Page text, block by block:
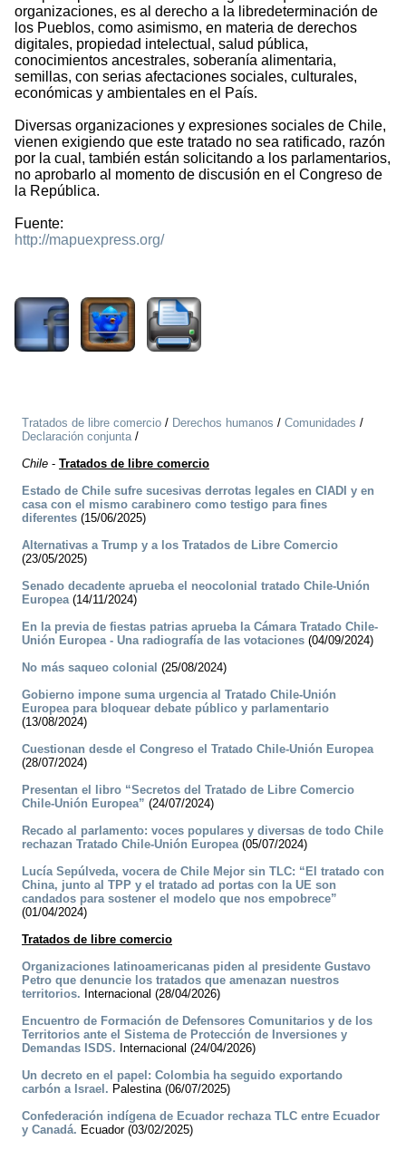
organizaciones, es al derecho a la libredeterminación de
los Pueblos, como asimismo, en materia de derechos
digitales, propiedad intelectual, salud pública,
conocimientos ancestrales, soberanía alimentaria,
semillas, con serias afectaciones sociales, culturales,
económicas y ambientales en el País.
Diversas organizaciones y expresiones sociales de Chile,
vienen exigiendo que este tratado no sea ratificado, razón
por la cual, también están solicitando a los parlamentarios,
no aprobarlo al momento de discusión en el Congreso de
la República.
Fuente:
http://mapuexpress.org/
Tratados de libre comercio / Derechos humanos / Comunidades /
Declaración conjunta/
Chile - Tratados de libre comercio
Estado de Chile sufre sucesivas derrotas legales en CIADI y en
casa con el mismo carabinero como testigo para fines
diferentes (15/06/2025)
Alternativas a Trump y a los Tratados de Libre Comercio
(23/05/2025)
Senado decadente aprueba el neocolonial tratado Chile-Unión
Europea(14/11/2024)
En la previa de fiestas patrias aprueba la Cámara Tratado Chile-
Unión Europea - Una radiografía de las votaciones (04/09/2024)
No más saqueo colonial (25/08/2024)
Gobierno impone suma urgencia al Tratado Chile-Unión
Europea para bloquear debate público y parlamentario
(13/08/2024)
Cuestionan desde el Congreso el Tratado Chile-Unión Europea
(28/07/2024)
Presentan el libro “Secretos del Tratado de Libre Comercio
Chile-Unión Europea” (24/07/2024)
Recado al parlamento: voces populares y diversas de todo Chile
rechazan Tratado Chile-Unión Europea(05/07/2024)
Lucía Sepúlveda, vocera de Chile Mejor sin TLC: “El tratado con
China, junto al TPP y el tratado ad portas con la UE son
candados para sostener el modelo que nos empobrece”
(01/04/2024)
Tratados de libre comercio
Organizaciones latinoamericanas piden al presidente Gustavo
Petro que denuncie los tratados que amenazan nuestros
territorios. Internacional (28/04/2026)
Encuentro de Formación de Defensores Comunitarios y de los
Territorios ante el Sistema de Protección de Inversiones y
Demandas ISDS. Internacional (24/04/2026)
Un decreto en el papel: Colombia ha seguido exportando
carbón a Israel. Palestina (06/07/2025)
Confederación indígena de Ecuador rechaza TLC entre Ecuador
y Canadá. Ecuador (03/02/2025)